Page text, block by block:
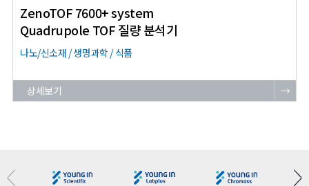
ZenoTOF 7600+ system
Quadrupole TOF 질량 분석기
나노/신소재 / 생명과학 / 식품
상세보기 →